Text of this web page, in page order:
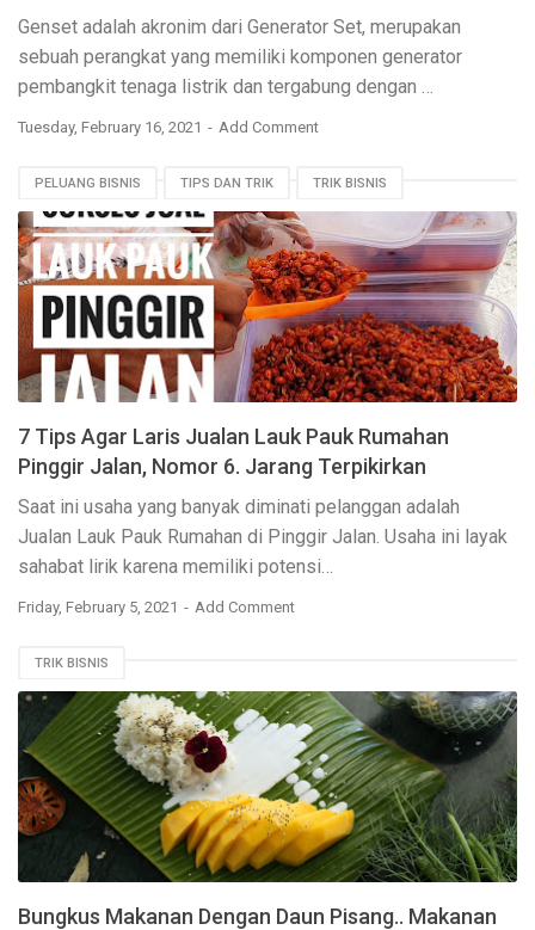
Genset adalah akronim dari Generator Set, merupakan
sebuah perangkat yang memiliki komponen generator
pembangkit tenaga listrik dan tergabung dengan …
Tuesday, February 16, 2021 Add Comment
PELUANG BISNIS TIPS DAN TRIK TRIK BISNIS
7 Tips Agar Laris Jualan Lauk Pauk Rumahan
Pinggir Jalan, Nomor 6. Jarang Terpikirkan
Saat ini usaha yang banyak diminati pelanggan adalah
Jualan Lauk Pauk Rumahan di Pinggir Jalan. Usaha ini layak
sahabat lirik karena memiliki potensi…
Friday, February 5, 2021 Add Comment
TRIK BISNIS
Bungkus Makanan Dengan Daun Pisang.. Makanan